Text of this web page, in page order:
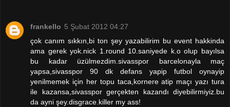
frankello 5 Şubat 2012 04:27
çok canım sıkkın,bi ton şey yazabilirim bu event hakkinda
ama gerek yok.nick 1.round 10.saniyede k.o olup bayılsa
bu kadar üzülmezdim.sivasspor barcelonayla maç
yapsa,sivasspor 90 dk defans yapip futbol oynayip
yenilmemek için her topu taca,kornere atip maçı yazı tura
ile kazansa,sivasspor gerçekten kazandı diyebilirmiyiz.bu
da ayni şey.disgrace.killer my ass!